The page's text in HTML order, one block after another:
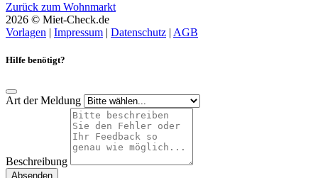
Zurück zum Wohnmarkt
2026 © Miet-Check.de
Vorlagen | Impressum | Datenschutz | AGB
Hilfe benötigt?
Art der Meldung
Beschreibung
Absenden